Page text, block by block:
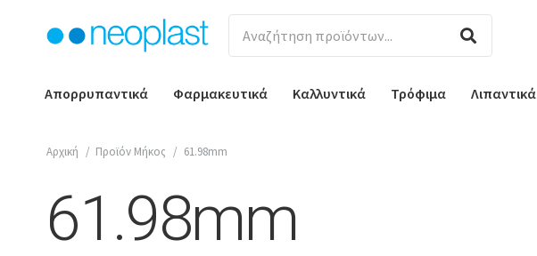
Απορρυπαντικά Φαρμακευτικά Καλλυντικά Τρόφιμα Λιπαντικά
Αρχική / Προϊόν Μήκος / 61.98mm
61.98mm